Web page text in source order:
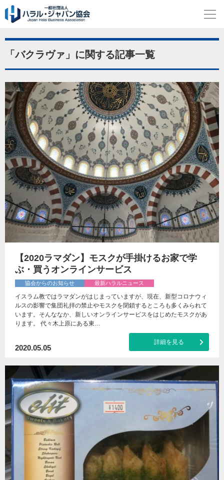
「バクラヴァ」に関する記事一覧
【2020ラマダン】モスクが手掛けるお家で学
ぶ・買うオンラインサービス
協会からのお知らせ 最新ハラルニュース
イスラム教ではラマダンがはじまっていますが、現在、新型コロナウィ
ルスの影響で集団礼拝の禁止やモスクを閉鎖するところも多くみられて
います。そんななか、新しいオンラインサービスをはじめたモスクがあ
ります。 代々木上原にある東…
2020.05.05
詳細を見る